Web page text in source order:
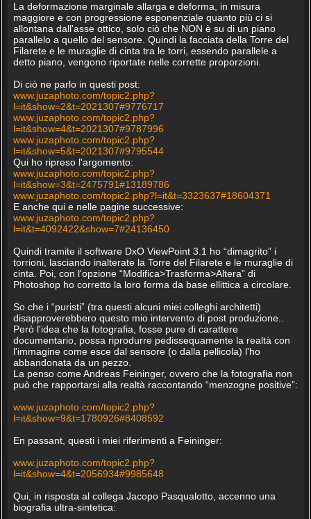
La deformazione marginale allarga e deforma, in misura
maggiore e con progressione esponenziale quanto più ci si
allontana dall'asse ottico, solo ciò che NON è su di un piano
parallelo a quello del sensore. Quindi la facciata della Torre del
Filarete e le muraglie di cinta tra le torri, essendo parallele a
detto piano, vengono riportate nelle corrette proporzioni.
Di ciò ne parlo in questi post:
www.juzaphoto.com/topic2.php?
l=it&show=2&t=2021307#9776717
www.juzaphoto.com/topic2.php?
l=it&show=4&t=2021307#9787996
www.juzaphoto.com/topic2.php?
l=it&show=5&t=2021307#9795544
Qui ho ripreso l'argomento:
www.juzaphoto.com/topic2.php?
l=it&show=3&t=2475791#13189786
www.juzaphoto.com/topic2.php?l=it&t=3323637#18604371
E anche qui e nelle pagine successive:
www.juzaphoto.com/topic2.php?
l=it&t=4092422&show=7#24136450
Quindi tramite il software DxO ViewPoint 3.1 ho “dimagrito” i
torrioni, lasciando inalterate la Torre del Filarete e le muraglie di
cinta. Poi, con l'opzione “Modifica>Trasforma>Altera” di
Photoshop ho corretto la loro forma da base ellittica a circolare.
So che i “puristi” (tra questi alcuni miei colleghi architetti)
disapproverebbero questo mio intervento di post produzione..
Però l'idea che la fotografia, fosse pure di carattere
documentario, possa riprodurre pedissequamente la realtà con
l'immagine come esce dal sensore (o dalla pellicola) l'ho
abbandonata da un pezzo.
La penso come Andreas Feininger, ovvero che la fotografia non
può che rapportarsi alla realtà raccontando “menzogne positive”:
www.juzaphoto.com/topic2.php?
l=it&show=9&t=1780926#8408592
En passant, questi i miei riferimenti a Feininger:
www.juzaphoto.com/topic2.php?
l=it&show=4&t=2056934#9985648
Qui, in risposta al collega Jacopo Pasqualotto, accenno una
biografia ultra-sintetica: